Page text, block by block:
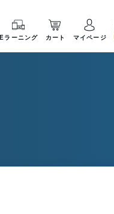
Eラーニング カート マイページ